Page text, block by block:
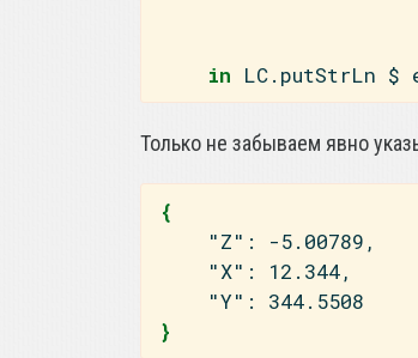
in LC.putStrLn $
Только не забываем явно
{
"Z" :
-5.00789,
"X" :
12.344,
"Y" :
344.5508
}